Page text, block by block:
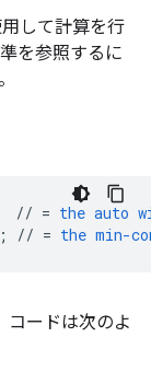
して計算を行
を参照するに
// = the auto
// = the min-
コードは次のよ